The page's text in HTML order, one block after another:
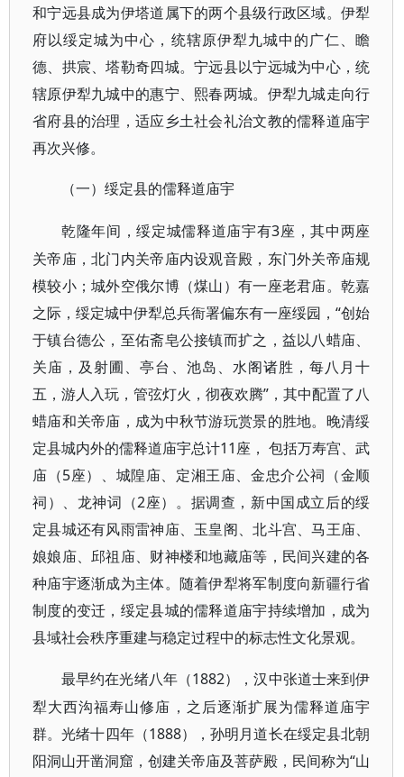
和宁远县成为伊塔道属下的两个县级行政区域。伊犁
府以绥定城为中心，统辖原伊犁九城中的广仁、瞻
德、拱宸、塔勒奇四城。宁远县以宁远城为中心，统
辖原伊犁九城中的惠宁、熙春两城。伊犁九城走向行
省府县的治理，适应乡土社会礼治文教的儒释道庙宇
再次兴修。
（一）绥定县的儒释道庙宇
乾隆年间，绥定城儒释道庙宇有3座，其中两座
关帝庙，北门内关帝庙内设观音殿，东门外关帝庙规
模较小；城外空俄尔博（煤山）有一座老君庙。乾嘉
之际，绥定城中伊犁总兵衙署偏东有一座绥园，“创始
于镇台德公，至佑斋皂公接镇而扩之，益以八蜡庙、
关庙，及射圃、亭台、池岛、水阁诸胜，每八月十
五，游人入玩，管弦灯火，彻夜欢腾”，其中配置了八
蜡庙和关帝庙，成为中秋节游玩赏景的胜地。晚清绥
定县城内外的儒释道庙宇总计11座， 包括万寿宫、武
庙（5座）、城隍庙、定湘王庙、金忠介公祠（金顺
祠）、龙神词（2座）。据调查，新中国成立后的绥
定县城还有风雨雷神庙、玉皇阁、北斗宫、马王庙、
娘娘庙、邱祖庙、财神楼和地藏庙等，民间兴建的各
种庙宇逐渐成为主体。随着伊犁将军制度向新疆行省
制度的变迁，绥定县城的儒释道庙宇持续增加，成为
县域社会秩序重建与稳定过程中的标志性文化景观。
最早约在光绪八年（1882），汉中张道士来到伊
犁大西沟福寿山修庙，之后逐渐扩展为儒释道庙宇
群。光绪十四年（1888），孙明月道长在绥定县北朝
阳洞山开凿洞窟，创建关帝庙及菩萨殿，民间称为“山